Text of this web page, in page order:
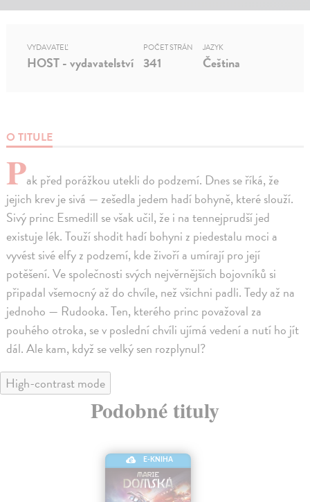
O TITULE
Pak před porážkou utekli do podzemí. Dnes se říká, že
jejich krev je sivá — zešedla jedem hadí bohyně, které slouží.
Sivý princ Esmedill se však učil, že i na tennejprudší jed
existuje lék. Touží shodit hadí bohyni z piedestalu moci a
vyvést sivé elfy z podzemí, kde živoří a umírají pro její
potěšení. Ve společnosti svých nejvěrnějších bojovníků si
připadal všemocný až do chvíle, než všichni padli. Tedy až na
jednoho — Rudooka. Ten, kterého princ považoval za
pouhého otroka, se v poslední chvíli ujímá vedení a nutí ho jít
dál. Ale kam, když se velký sen rozplynul?
VYDAVATEĽ
HOST - vydavatelství
POČET STRÁN
341
JAZYK
Čeština
High-contrast mode
Podobné tituly
E-KNIHA